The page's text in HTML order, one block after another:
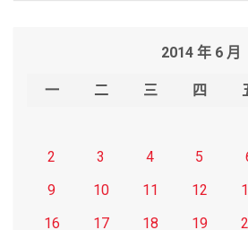
2014 年 6 月
一 二 三 四
2
3 4 5
9
10 11 12
16
17 18 19